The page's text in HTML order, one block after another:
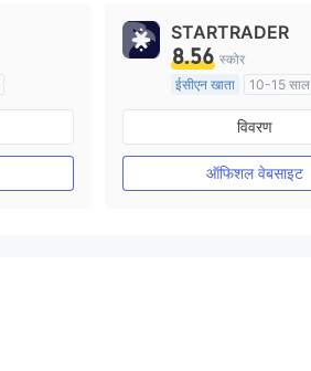
STARTRADER
8.56 स्कोर
ईसीएन खाता
10-15 साल
ऑस्ट्रेलिया विनियमन
मार्केट मेकिंग (एमएम)
मुख्य-लेबल MT4
विवरण
ऑफिशल वेबसाइट